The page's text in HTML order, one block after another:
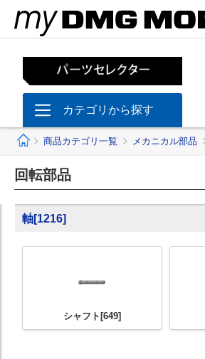
カテゴリから探す
ホーム
商品カテゴリ一覧 メカニカル部品
回転部品
軸[1216]
シャフト [649]